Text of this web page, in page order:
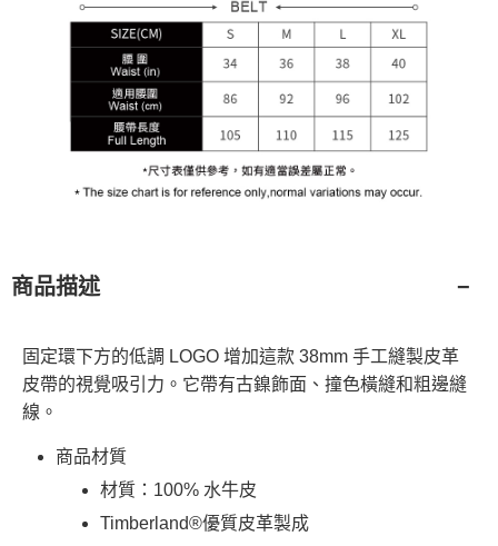
商品描述
固定環下方的低調 LOGO 增加這款 38mm 手工縫製皮革
皮帶的視覺吸引力。它帶有古鎳飾面、撞色橫縫和粗邊縫
線。
商品材質
材質：100% 水牛皮
Timberland®優質皮革製成